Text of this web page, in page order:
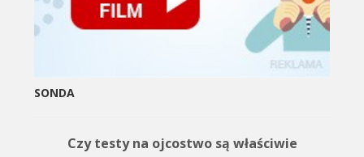
SONDA
Czy testy na ojcostwo są właściwie